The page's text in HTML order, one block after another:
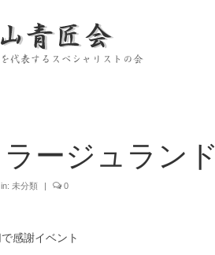
ージュランド
未分類 | 0
感謝イベント